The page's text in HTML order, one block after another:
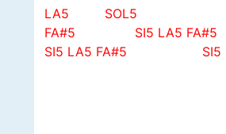
LA5 SOL5
FA#5 SI5 LA5 FA#5
SI5 LA5 FA#5
SI5